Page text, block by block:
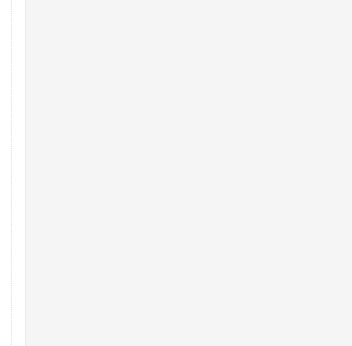
За 2000 кілометрів від
Єкатеринбурзі після атаки